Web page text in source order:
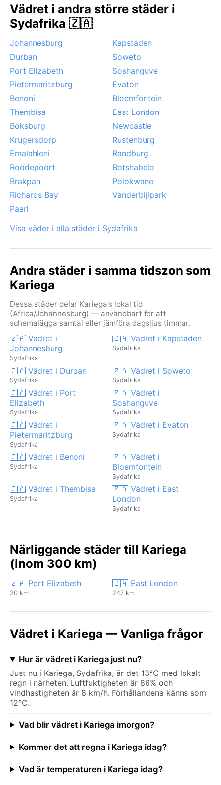
Vädret i andra större städer i
Sydafrika 🇿🇦
Johannesburg
Kapstaden
Durban
Soweto
Port Elizabeth
Soshanguve
Pietermaritzburg
Evaton
Benoni
Bloemfontein
Thembisa
East London
Boksburg
Newcastle
Krugersdorp
Rustenburg
Emalahleni
Randburg
Roodepoort
Botshabelo
Brakpan
Polokwane
Richards Bay
Vanderbijlpark
Paarl
Visa väder i alla städer i Sydafrika
Andra städer i samma tidszon som
Kariega
Dessa städer delar Kariega's lokal tid
(Africa/Johannesburg) — användbart för att
schemalägga samtal eller jämföra dagsljus timmar.
🇿🇦 Vädret i
Johannesburg
Sydafrika
🇿🇦 Vädret i Kapstaden
Sydafrika
🇿🇦 Vädret i Durban
Sydafrika
🇿🇦 Vädret i Soweto
Sydafrika
🇿🇦 Vädret i Port
Elizabeth
Sydafrika
🇿🇦 Vädret i
Soshanguve
Sydafrika
🇿🇦 Vädret i
Pietermaritzburg
Sydafrika
🇿🇦 Vädret i Evaton
Sydafrika
🇿🇦 Vädret i Benoni
Sydafrika
🇿🇦 Vädret i
Bloemfontein
Sydafrika
🇿🇦 Vädret i Thembisa
Sydafrika
🇿🇦 Vädret i East
London
Sydafrika
Närliggande städer till Kariega
(inom 300 km)
🇿🇦 Port Elizabeth
30 km
🇿🇦 East London
247 km
Vädret i Kariega — Vanliga frågor
Hur är vädret i Kariega just nu?
Just nu i Kariega, Sydafrika, är det 13°C med lokalt
regn i närheten. Luftfuktigheten är 86% och
vindhastigheten är 8 km/h. Förhållandena känns som
12°C.
Vad blir vädret i Kariega imorgon?
Kommer det att regna i Kariega idag?
Vad är temperaturen i Kariega idag?